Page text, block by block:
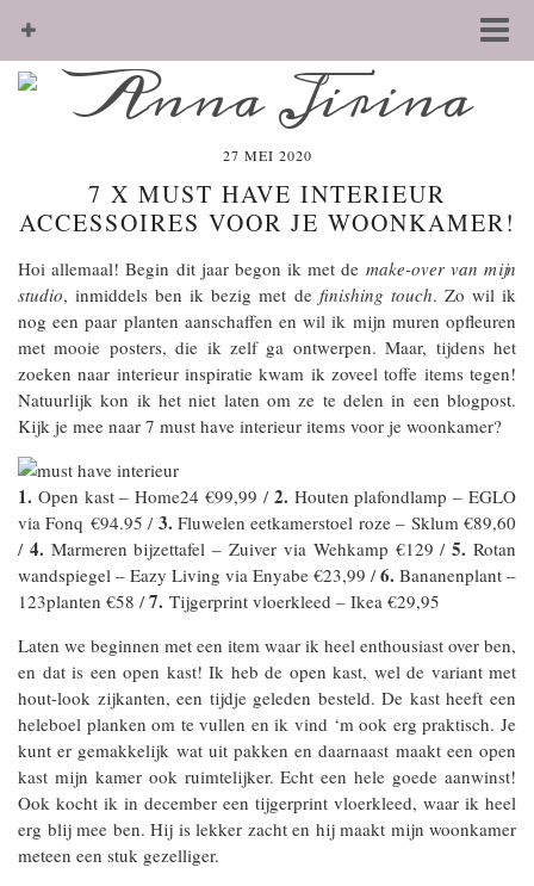
27 MEI 2020
7 X MUST HAVE INTERIEUR
ACCESSOIRES VOOR JE WOONKAMER!
Hoi allemaal! Begin dit jaar begon ik met de make-over van mijn
studio, inmiddels ben ik bezig met de finishing touch. Zo wil ik
nog een paar planten aanschaffen en wil ik mijn muren opfleuren
met mooie posters, die ik zelf ga ontwerpen. Maar, tijdens het
zoeken naar interieur inspiratie kwam ik zoveel toffe items tegen!
Natuurlijk kon ik het niet laten om ze te delen in een blogpost.
Kijk je mee naar 7 must have interieur items voor je woonkamer?
1. Open kast – Home24 €99,99 / 2. Houten plafondlamp – EGLO
via Fonq €94.95 / 3. Fluwelen eetkamerstoel roze – Sklum €89,60
/ 4. Marmeren bijzettafel – Zuiver via Wehkamp €129 /5. Rotan
wandspiegel – Eazy Living via Enyabe €23,99 /6. Bananenplant –
123planten €58 /7. Tijgerprint vloerkleed – Ikea €29,95
Laten we beginnen met een item waar ik heel enthousiast over ben,
en dat is een open kast! Ik heb de open kast, wel de variant met
hout-look zijkanten, een tijdje geleden besteld. De kast heeft een
heleboel planken om te vullen en ik vind ‘m ook erg praktisch. Je
kunt er gemakkelijk wat uit pakken en daarnaast maakt een open
kast mijn kamer ook ruimtelijker. Echt een hele goede aanwinst!
Ook kocht ik in december een tijgerprint vloerkleed, waar ik heel
erg blij mee ben. Hij is lekker zacht en hij maakt mijn woonkamer
meteen een stuk gezelliger.